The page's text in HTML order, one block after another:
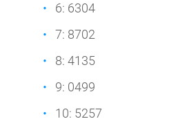
6: 6304
7: 8702
8: 4135
9: 0499
10: 5257